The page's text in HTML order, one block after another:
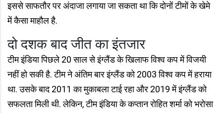
इससे साफतौर पर अंदाजा लगाया जा सकता था कि दोनों टीमों के खेमे
में कैसा माहौल है.
दो दशक बाद जीत का इंतजार
टीम इंडिया पिछले 20 साल से इंग्लैंड के खिलाफ विश्व कप में विजयी
नहीं हो सकी है. टीम ने अंतिम बार इंग्लैंड को 2003 विश्व कप में हराया
था. उसके बाद 2011 का मुकाबला टाई रहा और 2019 में इंग्लैंड को
सफलता मिली थी. लेकिन, टीम इंडिया के कप्तान रोहित शर्मा को भरोसा